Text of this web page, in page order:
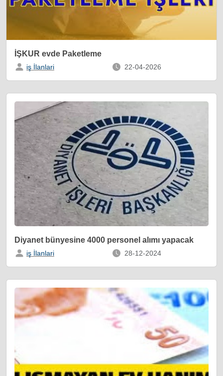
İŞKUR evde Paketleme
iş İlanlari 22-04-2026
Diyanet bünyesine 4000 personel alımı yapacak
iş İlanlari 28-12-2024